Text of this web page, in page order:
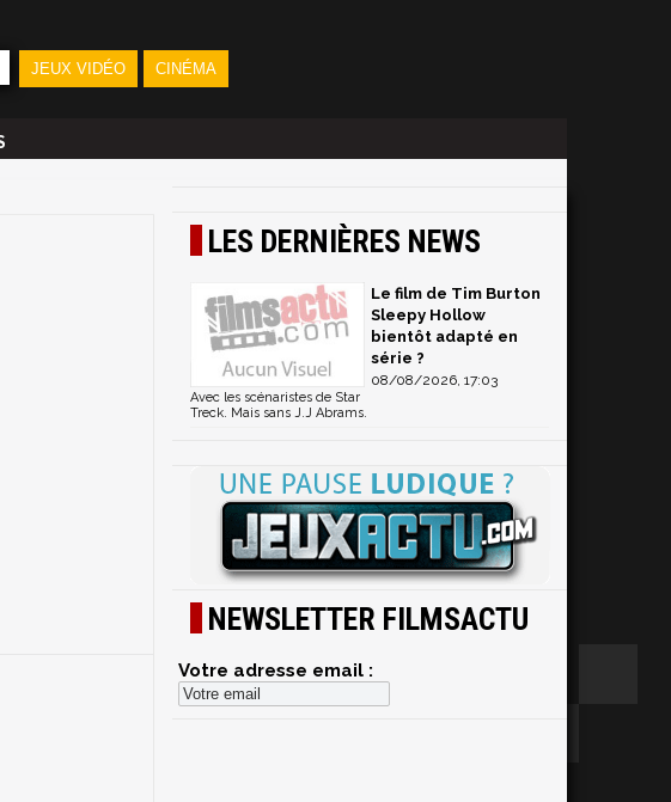
JEUX VIDÉO CINÉMA
LES DERNIÈRES NEWS
Le film de Tim Burton
Sleepy Hollow
bientôt adapté en
série ?
08/08/2026, 17:03
Avec les scénaristes de Star
Treck. Mais sans J.J Abrams.
NEWSLETTER FILMSACTU
Votre adresse email :